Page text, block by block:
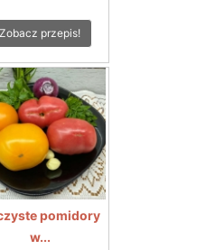
Zobacz przepis!
pomidory
w...